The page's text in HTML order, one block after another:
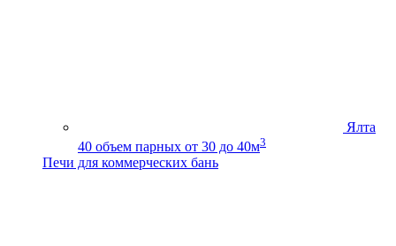
Ялта
40 объем парных от 30 до 40м3
Печи для коммерческих бань